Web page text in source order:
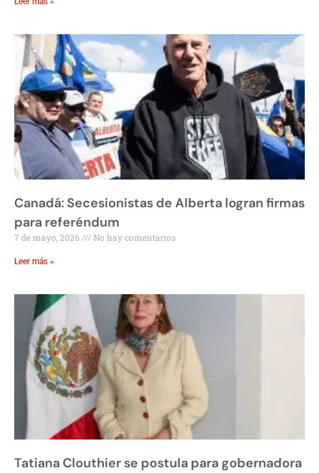
Canadá: Secesionistas de Alberta logran firmas
para referéndum
7 de mayo, 2026 No hay comentarios
Leer más »
Tatiana Clouthier se postula para gobernadora